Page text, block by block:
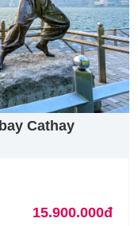
Cathay
15.900.000đ